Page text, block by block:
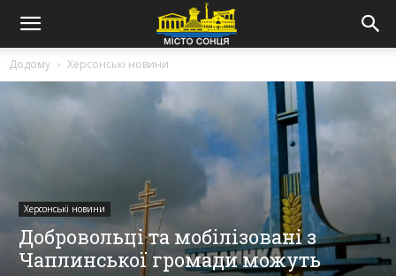
Додому Херсонські новини
Херсонські новини
Добровольці та мобілізовані з
Чаплинської громади можуть